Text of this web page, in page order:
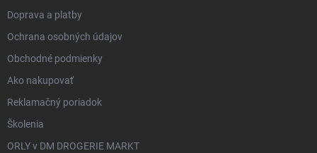
Doprava a platby
Ochrana osobných údajov
Obchodné podmienky
Ako nakupovať
Reklamačný poriadok
Školenia
ORLY v DM DROGERIE MARKT